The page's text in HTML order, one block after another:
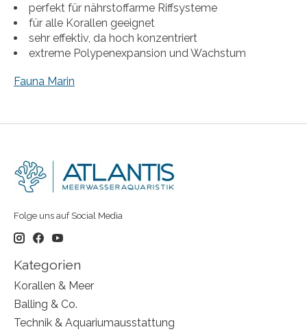
perfekt für nährstoffarme Riffsysteme
für alle Korallen geeignet
sehr effektiv, da hoch konzentriert
extreme Polypenexpansion und Wachstum
Fauna Marin
Folge uns auf Social Media
Kategorien
Korallen & Meer
Balling & Co.
Technik & Aquariumausstattung